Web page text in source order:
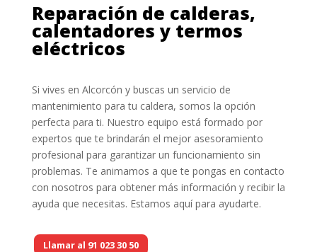
Reparación de calderas,
calentadores y termos
eléctricos
Si vives en Alcorcón y buscas un servicio de
mantenimiento para tu caldera, somos la opción
perfecta para ti. Nuestro equipo está formado por
expertos que te brindarán el mejor asesoramiento
profesional para garantizar un funcionamiento sin
problemas. Te animamos a que te pongas en contacto
con nosotros para obtener más información y recibir la
ayuda que necesitas. Estamos aquí para ayudarte.
Llamar al 91 023 30 50